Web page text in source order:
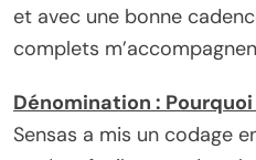
et avec une bonne
complets
Dénomination : Pourquoi
Sensas a mis un codage